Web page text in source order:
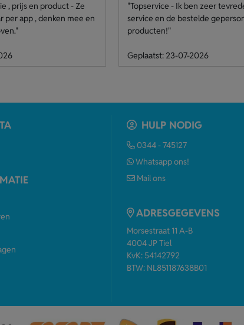
, prijs en product - Ze
per app , denken mee en
"Topservice - Ik ben zeer
service en de bestelde
producten!"
Geplaatst: 23-07-2026
HULP NODIG
0344 - 745127
Whatsapp ons!
Mail ons
ADRESGEGEVENS
Morsestraat 11 A-B
4004 JP Tiel
KvK: 54142792
BTW: NL851187638B01